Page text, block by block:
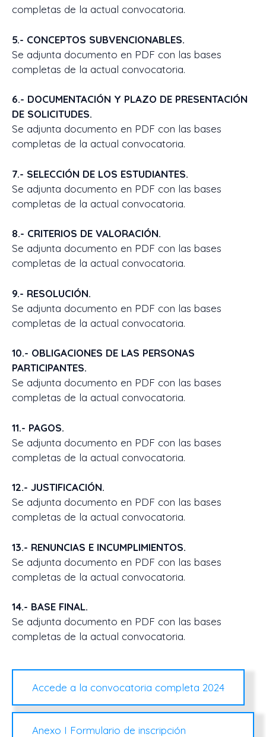
completas de la actual convocatoria.
5.- CONCEPTOS SUBVENCIONABLES.
Se adjunta documento en PDF con las bases
completas de la actual convocatoria.
6.- DOCUMENTACIÓN Y PLAZO DE PRESENTACIÓN
DE SOLICITUDES.
Se adjunta documento en PDF con las bases
completas de la actual convocatoria.
7.- SELECCIÓN DE LOS ESTUDIANTES.
Se adjunta documento en PDF con las bases
completas de la actual convocatoria.
8.- CRITERIOS DE VALORACIÓN.
Se adjunta documento en PDF con las bases
completas de la actual convocatoria.
9.- RESOLUCIÓN.
Se adjunta documento en PDF con las bases
completas de la actual convocatoria.
10.- OBLIGACIONES DE LAS PERSONAS
PARTICIPANTES.
Se adjunta documento en PDF con las bases
completas de la actual convocatoria.
11.- PAGOS.
Se adjunta documento en PDF con las bases
completas de la actual convocatoria.
12.- JUSTIFICACIÓN.
Se adjunta documento en PDF con las bases
completas de la actual convocatoria.
13.- RENUNCIAS E INCUMPLIMIENTOS.
Se adjunta documento en PDF con las bases
completas de la actual convocatoria.
14.- BASE FINAL.
Se adjunta documento en PDF con las bases
completas de la actual convocatoria.
Accede a la convocatoria completa 2024
Anexo I Formulario de inscripción